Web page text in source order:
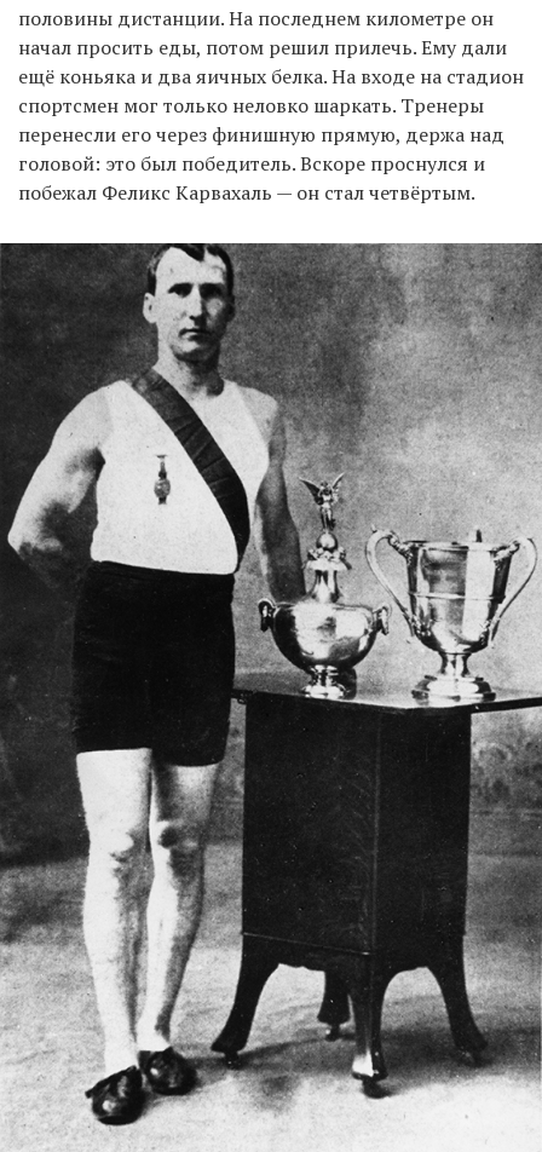
половины дистанции. На последнем километре он
начал просить еды, потом решил прилечь. Ему дали
ещё коньяка и два яичных белка. На входе на стадион
спортсмен мог только неловко шаркать. Тренеры
перенесли его через финишную прямую, держа над
головой: это был победитель. Вскоре проснулся и
побежал Феликс Карвахаль — он стал четвёртым.